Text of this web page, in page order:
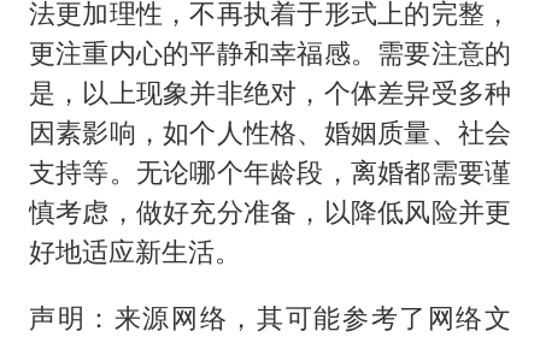
法更加理性，不再执着于形式上的完整，
更注重内心的平静和幸福感。需要注意的
是，以上现象并非绝对，个体差异受多种
因素影响，如个人性格、婚姻质量、社会
支持等。无论哪个年龄段，离婚都需要谨
慎考虑，做好充分准备，以降低风险并更
好地适应新生活。
声明：来源网络，其可能参考了网络文